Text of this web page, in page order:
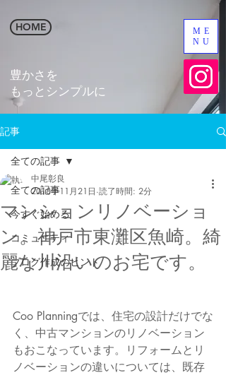
HOME
​豊かさを
​もっとシンプルに
ME
NU
記事
全ての記事
今すぐ始める
コミュニティ
ブログ作成のヒント
全ての記事
マンションリノベーショ
ン。神戸市東灘区魚崎。綺
麗な川沿いのお宅です。
中尾彰良
2018年11月21日 読了時間: 2分
Coo Planningでは、住宅の設計だけでな
く、中古マンションのリノベーション
もおこなっています。リフォームとリ
ノベーションの違いについては、既存